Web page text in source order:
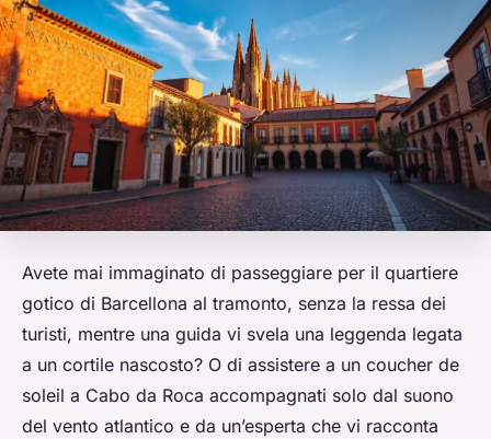
Avete mai immaginato di passeggiare per il quartiere
gotico di Barcellona al tramonto, senza la ressa dei
turisti, mentre una guida vi svela una leggenda legata
a un cortile nascosto? O di assistere a un coucher de
soleil a Cabo da Roca accompagnati solo dal suono
del vento atlantico e da un’esperta che vi racconta